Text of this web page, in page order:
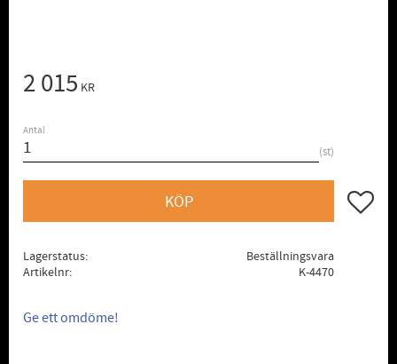
2 015 KR
Antal
st
KÖP Lägg
Lagerstatus
Beställningsvara
Artikelnr
K-4470
Ge ett omdöme!